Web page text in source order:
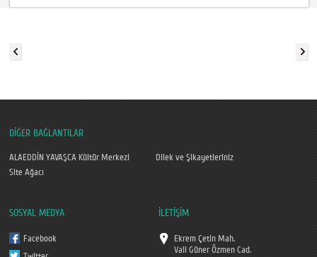
DİĞER BAĞLANTILAR
ALAEDDİN YAVAŞCA Kültür Merkezi
Dilek ve Şikayetleriniz
Site Ağacı
SOSYAL MEDYA
Facebook
İLETİŞİM
Ekrem Çetin Mah.
Vali Güner Özmen Cad.